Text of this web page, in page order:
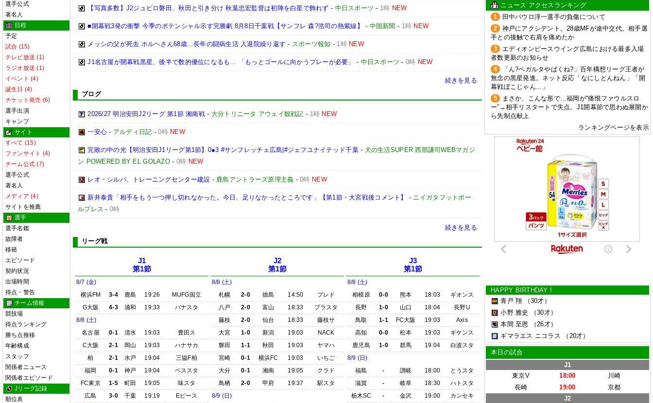
選手公式
著名人
日程
予定
試合 (15)
テレビ放送 (1)
ラジオ放送 (1)
イベント (4)
誕生日 (4)
チケット発売 (6)
選手出演
キャンプ
サイト
すべて (15)
ファンサイト (4)
チーム公式 (7)
選手公式
著名人
メディア (4)
サイトを推薦
選手
選手名鑑
故障者
移籍
エピソード
契約状況
出場時間
得点・警告
チーム情報
競技場
得点ランキング
勝ち点推移
年齢構成
スタッフ
関係者ニュース
関係者エピソード
Jリーグ記録
順位表
【写真多数】J2ジュビロ磐田、秋田と引き分け 秋葉忠宏監督は初陣を白星で飾れず - 中日スポーツ - 1時 NEW
■開幕戦3発の衝撃 今季のポテンシャル示す完勝劇 8月8日千葉戦【サンフレ 森?浩司の熱紫線】 - 中国新聞 - 1時 NEW
メッシの父が死去 ホルヘさん68歳…長年の闘病生活 入退院繰り返す - スポーツ報知 - 1時 NEW
J1名古屋が開幕戦黒星、後半で数的優位になるも… 「もっとゴールに向かうプレーが必要」 - 中日スポーツ - 0時 NEW
続きを見る
ブログ
2026/27 明治安田J2リーグ 第1節 湘南戦- 大分トリニータ アウェイ観戦記 - 1時 NEW
一安心 - アルディ日記 -0時 NEW
完敗の中の光【明治安田J1リーグ第1節】0●3 #サンフレッチェ広島|#ジェフユナイテッド千葉- 犬の生活SUPER 西部謙司WEBマガジ
ン POWERED BY EL GOLAZO- 0時 NEW
レオ・シルバ、トレーニングセンター建設 - 鹿島アントラーズ原理主義 -0時 NEW
新井泰貴「相手をもう一つ押し切れなかった。今日、足りなかったところです」【第1節・大宮戦後コメント】 - ニイガタフットボー
ルプレス - 0時
続きを見る
リーグ戦
J1
第1節
8/7 (金)
横浜FM
3-4 鹿島 19:26
MUFG国立
G大阪
4-3 浦和 19:33
パナスタ
8/8 (土)
名古屋
0-1 清水 19:03
豊田ス
C大阪
2-1 岡山 19:03
ハナサカ
柏
2-1 水戸 19:04
三協F柏
福岡
0-1 神戸 19:04
ベススタ
FC東京
1-5 町田 19:05
味スタ
広島
3-0 千葉 19:19
Eピース
J2
第1節
8/8 (土)
札幌
2-0 徳島 14:50
プレド
八戸
2-0 富山 18:33
プラスタ
藤枝
2-0 仙台 18:33
藤枝サ
大宮
1-0 新潟 19:03
NACK
磐田
1-1 秋田 19:03
ヤマハ
宮崎
0-1 横浜FC 19:03
いちご
大分
0-1 湘南 19:05
クラド
鳥栖
2-0 甲府 19:37
駅スタ
8/9 (日)
J3
第1節
8/8 (土)
相模原
0-0 熊本 18:03
ギオンス
長野
1-0 山口 18:04
長野U
鳥取
1-1 FC大阪 19:03
Axis
高知
0-0 松本 19:03
ギケンス
鹿児島
1-0 群馬 19:04
白波スタ
8/9 (日)
福島
- 讃岐 18:00
とうスタ
滋賀
- 岐阜 18:30
ハトスタ
栃木SC
- 金沢 19:00
カンセキ
ニュース アクセスランキング
1
田中パウロ淳一選手の負傷について
2
神戸にアクシデント。28歳MFが途中交代。相手選
手との接触で右肩を痛めたか
3
エディオンピースウイング広島における最多入場
者数更新のお知らせ
4
「ん?ベガルタやばくね?」百年構想リーグ王者が
無念の黒星発進。ネット反応「なにしとんねん」「開
幕戦ぼこじゃん...」
5
まさか、こんな形で…福岡が“痛恨ファウルスロ
ー”→相手リスタートで失点。J1開幕節で思わぬ展開か
ら先制点献上
ランキングページを表示
HAPPY BIRTHDAY !
青戸 翔
（30才）
小野 雅史
（30才）
本間 至恩
（26才）
ギマラエス ニコラス
（20才）
本日の試合
J1
東京V
18:00
川崎
長崎
19:00
京都
J2